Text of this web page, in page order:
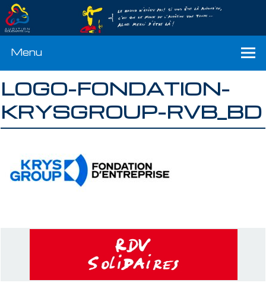
Menu
LOGO-FONDATION-
KRYSGROUP-RVB_BD